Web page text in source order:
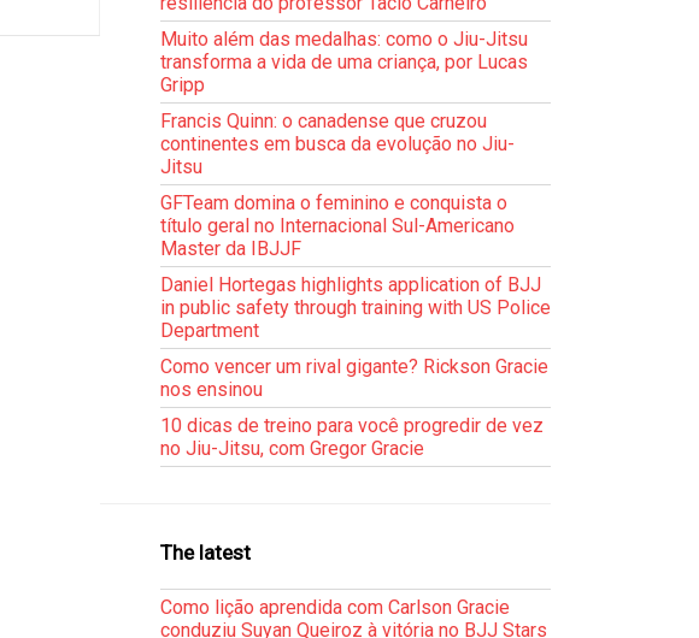
Muito além das medalhas: como o Jiu-Jitsu
transforma a vida de uma criança, por Lucas
Gripp
Francis Quinn: o canadense que cruzou
continentes em busca da evolução no Jiu-
Jitsu
GFTeam domina o feminino e conquista o
título geral no Internacional Sul-Americano
Master da IBJJF
Daniel Hortegas highlights application of BJJ
in public safety through training with US Police
Department
Como vencer um rival gigante? Rickson Gracie
nos ensinou
10 dicas de treino para você progredir de vez
no Jiu-Jitsu, com Gregor Gracie
The latest
Como lição aprendida com Carlson Gracie
conduziu Suyan Queiroz à vitória no BJJ Stars